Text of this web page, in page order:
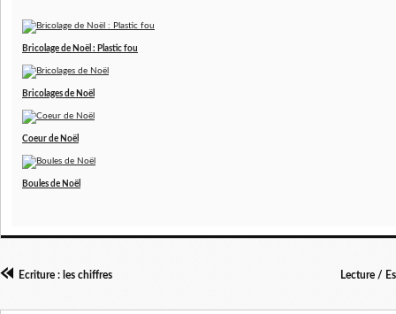
Bricolage de Noël : Plastic fou
Bricolages de Noël
Coeur de Noël
Boules de Noël
Ecriture : les chiffres Lecture /